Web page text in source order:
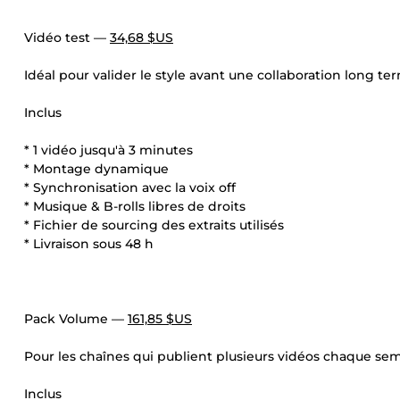
Vidéo test — 34,68 $US
Idéal pour valider le style avant une collaboration long
Inclus
* 1 vidéo jusqu'à 3 minutes
* Montage dynamique
* Synchronisation avec la voix off
* Musique & B-rolls libres de droits
* Fichier de sourcing des extraits utilisés
* Livraison sous 48 h
Pack Volume — 161,85 $US
Pour les chaînes qui publient plusieurs vidéos chaque
Inclus